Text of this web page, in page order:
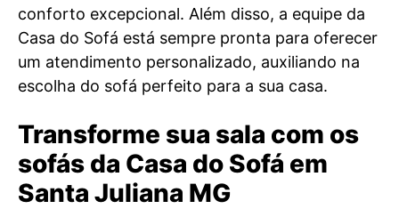
conforto excepcional. Além disso, a equipe da
Casa do Sofá está sempre pronta para oferecer
um atendimento personalizado, auxiliando na
escolha do sofá perfeito para a sua casa.
Transforme sua sala com os
sofás da Casa do Sofá em
Santa Juliana MG